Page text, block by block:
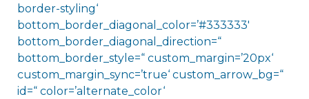
border-styling‘
bottom_border_diagonal_color=’#333333′
bottom_border_diagonal_direction=“
bottom_border_style=“ custom_margin=’20px‘
custom_margin_sync=’true‘ custom_arrow_bg=“
id=“ color=’alternate_color‘